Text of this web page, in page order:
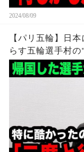
2024/08/09
【パリ五輪】日
らす五輪選手村
各所からも相次